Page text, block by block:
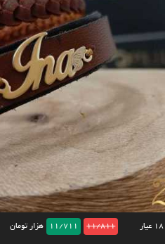
11/811
11/711 هزار تومان